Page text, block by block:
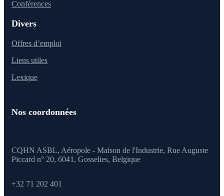
Conférences
Divers
Offres d’emploi
Liens utiles
Lexique
Nos coordonnées
CQHN ASBL, Aéropole - Maison de l'Industrie, Rue Auguste
Piccard n° 20, 6041, Gosselies, Belgique
+32 71 202 401